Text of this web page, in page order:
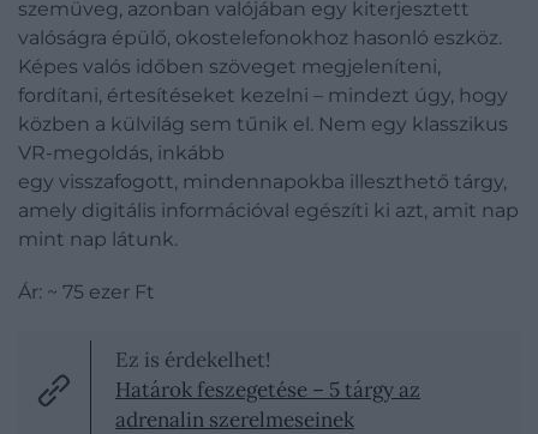
szemüveg, azonban valójában egy kiterjesztett
valóságra épülő, okostelefonokhoz hasonló eszköz.
Képes valós időben szöveget megjeleníteni,
fordítani, értesítéseket kezelni – mindezt úgy, hogy
közben a külvilág sem tűnik el. Nem egy klasszikus
VR-megoldás, inkább
egy visszafogott, mindennapokba illeszthető tárgy,
amely digitális információval egészíti ki azt, amit nap
mint nap látunk.
Ár: ~ 75 ezer Ft
Ez is érdekelhet!
Határok feszegetése – 5 tárgy az
adrenalin szerelmeseinek